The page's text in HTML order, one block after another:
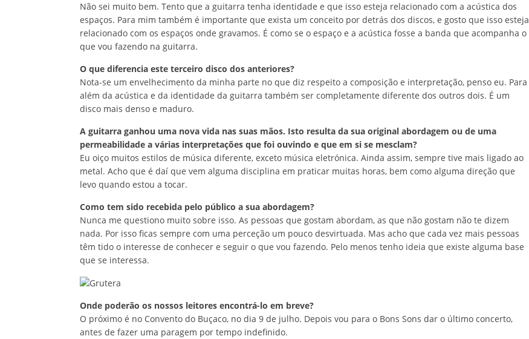
Não sei muito bem. Tento que a guitarra tenha identidade e que isso esteja relacionado com a acústica dos
espaços. Para mim também é importante que exista um conceito por detrás dos discos, e gosto que isso esteja
relacionado com os espaços onde gravamos. É como se o espaço e a acústica fosse a banda que acompanha o
que vou fazendo na guitarra.
O que diferencia este terceiro disco dos anteriores?
Nota-se um envelhecimento da minha parte no que diz respeito a composição e interpretação, penso eu. Para
além da acústica e da identidade da guitarra também ser completamente diferente dos outros dois. É um
disco mais denso e maduro.
A guitarra ganhou uma nova vida nas suas mãos. Isto resulta da sua original abordagem ou de uma
permeabilidade a várias interpretações que foi ouvindo e que em si se mesclam?
Eu oiço muitos estilos de música diferente, exceto música eletrónica. Ainda assim, sempre tive mais ligado ao
metal. Acho que é daí que vem alguma disciplina em praticar muitas horas, bem como alguma direção que
levo quando estou a tocar.
Como tem sido recebida pelo público a sua abordagem?
Nunca me questiono muito sobre isso. As pessoas que gostam abordam, as que não gostam não te dizem
nada. Por isso ficas sempre com uma perceção um pouco desvirtuada. Mas acho que cada vez mais pessoas
têm tido o interesse de conhecer e seguir o que vou fazendo. Pelo menos tenho ideia que existe alguma base
que se interessa.
Onde poderão os nossos leitores encontrá-lo em breve?
O próximo é no Convento do Buçaco, no dia 9 de julho. Depois vou para o Bons Sons dar o último concerto,
antes de fazer uma paragem por tempo indefinido.